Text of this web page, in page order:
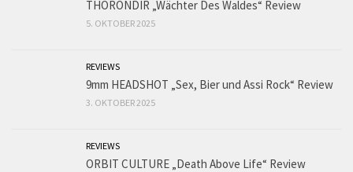
THORONDIR „Wächter Des Waldes“ Review
5. OKTOBER 2025
REVIEWS
9mm HEADSHOT „Sex, Bier und Assi Rock“ Review
3. OKTOBER 2025
REVIEWS
ORBIT CULTURE „Death Above Life“ Review